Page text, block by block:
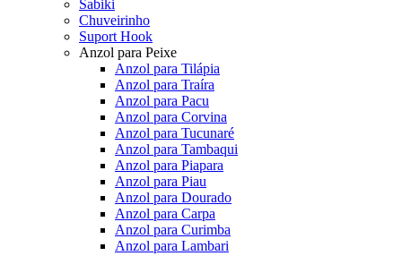
Sabiki
Chuveirinho
Suport Hook
Anzol para Peixe
Anzol para Tilápia
Anzol para Traíra
Anzol para Pacu
Anzol para Corvina
Anzol para Tucunaré
Anzol para Tambaqui
Anzol para Piapara
Anzol para Piau
Anzol para Dourado
Anzol para Carpa
Anzol para Curimba
Anzol para Lambari